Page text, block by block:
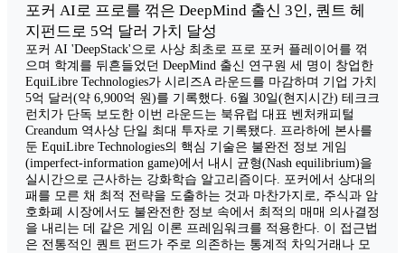
포커 AI로 프로를 꺾은 DeepMind 출신 3인, 퀀트 헤
지펀드로 5억 달러 가치 달성
포커 AI 'DeepStack'으로 사상 최초로 프로 포커 플레이어를 꺾
으며 학계를 뒤흔들었던 DeepMind 출신 연구원 세 명이 창업한
EquiLibre Technologies가 시리즈A 라운드를 마감하며 기업 가치
5억 달러(약 6,900억 원)를 기록했다. 6월 30일(현지시간) 테크크
런치가 단독 보도한 이번 라운드는 북유럽 대표 벤처캐피털
Creandum 역사상 단일 최대 투자로 기록됐다. 프라하에 본사를
둔 EquiLibre Technologies의 핵심 기술은 불완전 정보 게임
(imperfect-information game)에서 내시 균형(Nash equilibrium)을
실시간으로 근사하는 강화학습 알고리즘이다. 포커에서 상대의
패를 모른 채 최적 전략을 도출하는 것과 마찬가지로, 주식과 암
호화폐 시장에서도 불완전한 정보 속에서 최적의 매매 의사결정
을 내리는 데 같은 게임 이론 프레임워크를 적용한다. 이 접근법
은 전통적인 퀀트 펀드가 주로 의존하는 통계적 차익거래나 모